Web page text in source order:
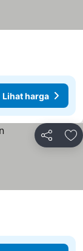
Lihat harga
Bagikan